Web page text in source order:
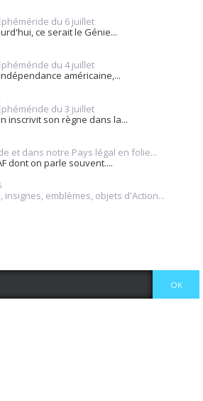
du 6 juillet
ce serait le Génie...
du 4 juillet
américaine,...
du 3 juillet
inscrivit son règne dans la...
et dans notre Pays légal en folie...
dont on parle souvent....
insignes, emblèmes, objets d'Action...